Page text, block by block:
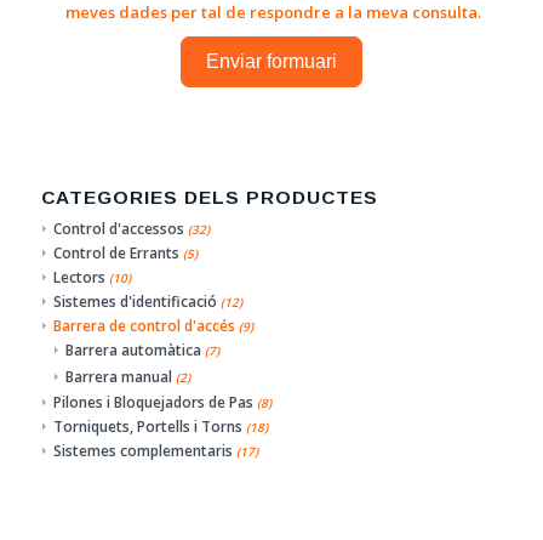
meves dades per tal de respondre a la meva consulta.
Enviar formuari
CATEGORIES DELS PRODUCTES
Control d'accessos (32)
Control de Errants (5)
Lectors (10)
Sistemes d'identificació (12)
Barrera de control d'accés (9)
Barrera automàtica (7)
Barrera manual (2)
Pilones i Bloquejadors de Pas (8)
Torniquets, Portells i Torns (18)
Sistemes complementaris (17)